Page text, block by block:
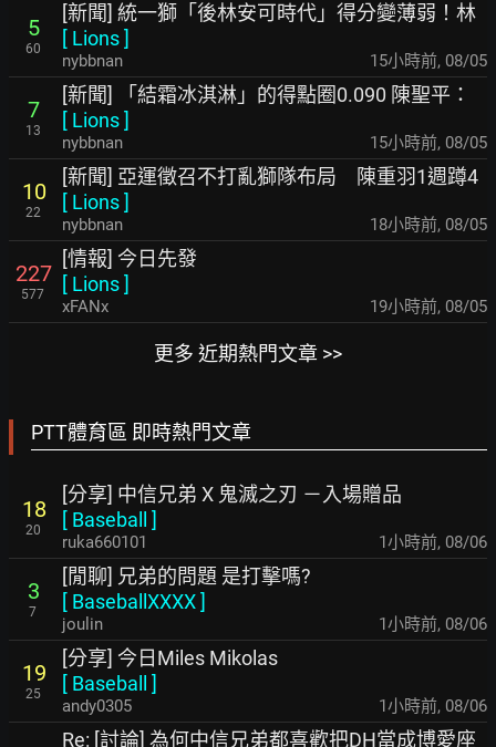
5
60
[新聞] 統一獅「後林安可時代」得分變薄弱！林
[ Lions]
nybbnan 15小時前, 08/05
7
13
[新聞] 「結霜冰淇淋」的得點圈0.090 陳聖平：
[ Lions]
nybbnan 15小時前, 08/05
10
22
[新聞] 亞運徵召不打亂獅隊布局 陳重羽1週蹲4
[ Lions]
nybbnan 18小時前, 08/05
227
577
[情報] 今日先發
[ Lions]
xFANx 19小時前, 08/05
更多 近期熱門文章 >>
PTT體育區 即時熱門文章
18
20
[分享] 中信兄弟 X 鬼滅之刃 －入場贈品
[ Baseball ]
ruka660101 1小時前, 08/06
3
7
[閒聊] 兄弟的問題 是打擊嗎?
[ BaseballXXXX]
joulin 1小時前, 08/06
19
25
[分享] 今日Miles Mikolas
[ Baseball ]
andy0305 1小時前, 08/06
Re: [討論] 為何中信兄弟都喜歡把DH當成博愛座